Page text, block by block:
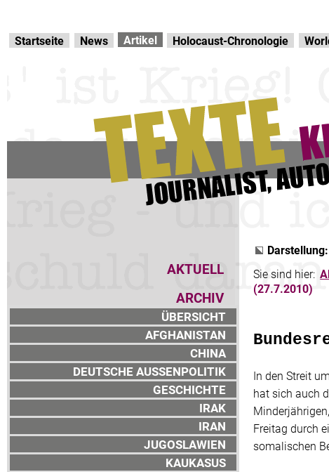
Startseite
News Artikel Holocaust-Chronologie
AKTUELL
ARCHIV
ÜBERSICHT
AFGHANISTAN
CHINA
DEUTSCHE AUSSENPOLITIK
GESCHICHTE
IRAK
IRAN
JUGOSLAWIEN
KAUKASUS
Darstellung:
Sie sind hier:
(27.7.2010)
In den Streit
hat sich auch
Freitag durch
somalischen